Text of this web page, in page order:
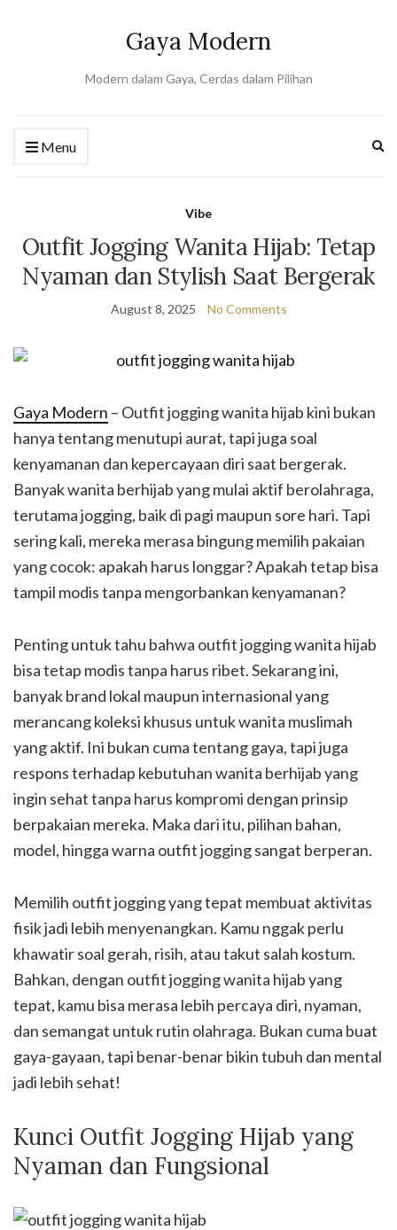
Gaya Modern
Modern dalam Gaya, Cerdas dalam Pilihan
Menu
Vibe
Outfit Jogging Wanita Hijab: Tetap
Nyaman dan Stylish Saat Bergerak
August 8, 2025 No Comments
Gaya Modern – Outfit jogging wanita hijab kini bukan
hanya tentang menutupi aurat, tapi juga soal
kenyamanan dan kepercayaan diri saat bergerak.
Banyak wanita berhijab yang mulai aktif berolahraga,
terutama jogging, baik di pagi maupun sore hari. Tapi
sering kali, mereka merasa bingung memilih pakaian
yang cocok: apakah harus longgar? Apakah tetap bisa
tampil modis tanpa mengorbankan kenyamanan?
Penting untuk tahu bahwa outfit jogging wanita hijab
bisa tetap modis tanpa harus ribet. Sekarang ini,
banyak brand lokal maupun internasional yang
merancang koleksi khusus untuk wanita muslimah
yang aktif. Ini bukan cuma tentang gaya, tapi juga
respons terhadap kebutuhan wanita berhijab yang
ingin sehat tanpa harus kompromi dengan prinsip
berpakaian mereka. Maka dari itu, pilihan bahan,
model, hingga warna outfit jogging sangat berperan.
Memilih outfit jogging yang tepat membuat aktivitas
fisik jadi lebih menyenangkan. Kamu nggak perlu
khawatir soal gerah, risih, atau takut salah kostum.
Bahkan, dengan outfit jogging wanita hijab yang
tepat, kamu bisa merasa lebih percaya diri, nyaman,
dan semangat untuk rutin olahraga. Bukan cuma buat
gaya-gayaan, tapi benar-benar bikin tubuh dan mental
jadi lebih sehat!
Kunci Outfit Jogging Hijab yang
Nyaman dan Fungsional